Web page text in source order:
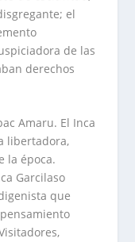
el
de las
derechos
Amaru. El Inca
libertadora,
la época.
Garcilaso
que